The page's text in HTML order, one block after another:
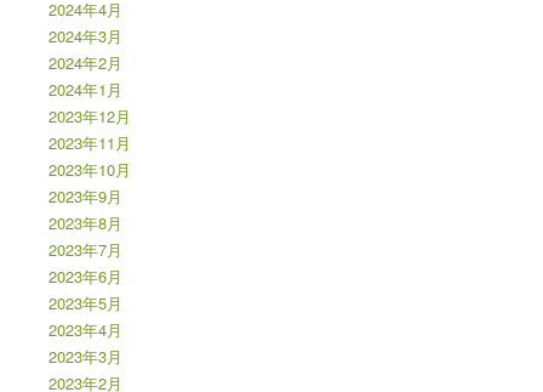
2024年4月
2024年3月
2024年2月
2024年1月
2023年12月
2023年11月
2023年10月
2023年9月
2023年8月
2023年7月
2023年6月
2023年5月
2023年4月
2023年3月
2023年2月